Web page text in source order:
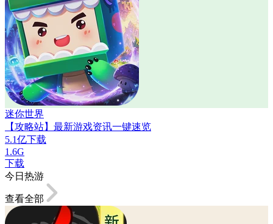
迷你世界
【攻略站】最新游戏资讯一键速览
5.1亿下载
1.6G
下载
今日热游
查看全部